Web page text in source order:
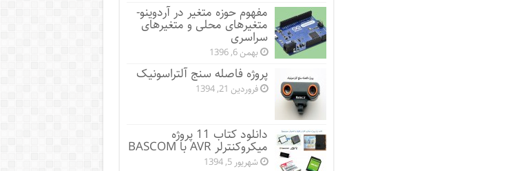
مفهوم حوزه متغیر در آردوینو-
متغیرهای محلی و متغیرهای
سراسری
بهمن 6, 1396
پروژه فاصله سنج آلتراسونیک
فروردین 21, 1394
دانلود کتاب 11 پروژه
میکروکنترلر AVR با BASCOM
شهریور 5, 1394